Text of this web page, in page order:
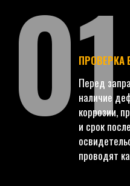
ПРОВЕРКА
Перед
наличие
коррозии,
и срок
проводят
01